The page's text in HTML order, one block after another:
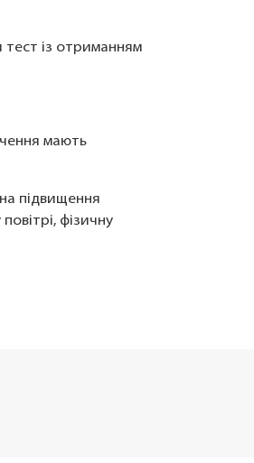
тест із отриманням
мають
підвищення
фізичну